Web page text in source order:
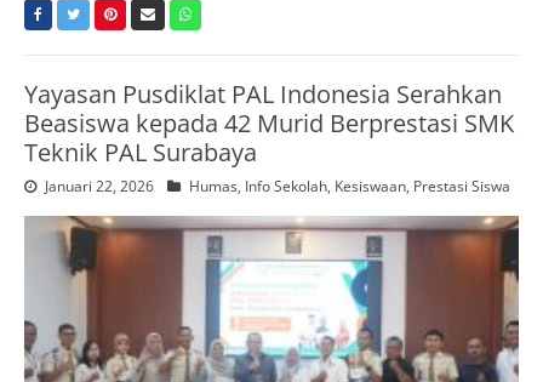
Yayasan Pusdiklat PAL Indonesia Serahkan
Beasiswa kepada 42 Murid Berprestasi SMK
Teknik PAL Surabaya
Januari 22, 2026 Humas, Info Sekolah, Kesiswaan, Prestasi Siswa